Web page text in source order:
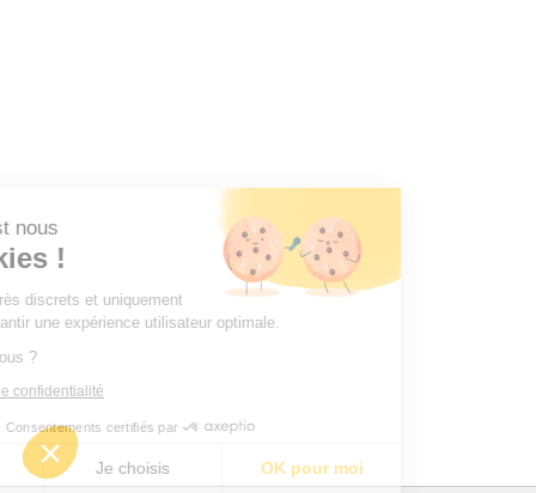
c'est nous
!
très discrets et uniquement
garantir une expérience utilisateur optimale.
vous ?
de confidentialité
Consentements certifiés par
Je choisis OK pour moi